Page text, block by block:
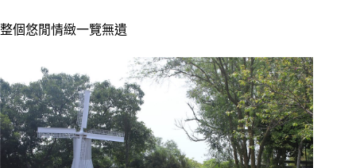
整個悠閒情緻一覽無遺